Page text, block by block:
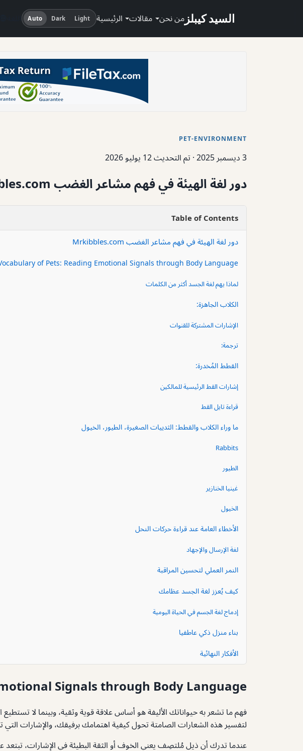
السيد كيبلز الرئيسية مقالات من نحن Light
Dark
Auto
PET-ENVIRONMENT
3 ديسمبر 2025 · تم التحديث 12 يوليو 2026
دور لغة الهيئة في فهم مشاعر الغضب Mrkibbles.com
Table of Contents
دور لغة الهيئة في فهم مشاعر الغضب Mrkibbles.com
of Pets: Reading Emotional Signals through Body Language
لماذا يهم لغة الجسد أكثر من الكلمات
الكلاب الجاهزة:
الإشارات المشتركة للقنوات
ترجمة:
القطط المُخدرة:
إشارات القط الرئيسية للمالكين
قراءة تايل القط
ما وراء الكلاب والقطط: الثدييات الصغيرة، الطيور، الخيول
Rabbits
الطيور
غينيا الخنازير
الخيول
الأخطاء العامة عند قراءة حركات النحل
لغة الإرسال والإجهاد
النمر العملي لتحسين المراقبة
كيف يُعزز لغة الجسد عظامك
إدماج لغة الجسم في الحياة اليومية
بناء منزل ذكي عاطفيا
الأفكار النهائية
Signals through Body Language
فهم ما تشعر به حيواناتك الأليفة هو أساس علاقة قوية وثقية، وبينما لا
لتفسير هذه الشعارات الصامتة تحول كيفية اهتمامك برفيقك، والإشارات
عندما تدرك أن ذيل مُلتصِف يعني الخوف أو الثقة البطيئة في الإشارات، تبتعد